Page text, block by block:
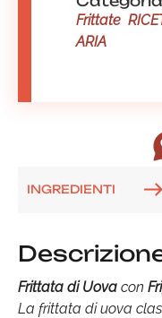
Frittate
ARIA
INGREDIENTI
Frittata di Uova con
La frittata di uova